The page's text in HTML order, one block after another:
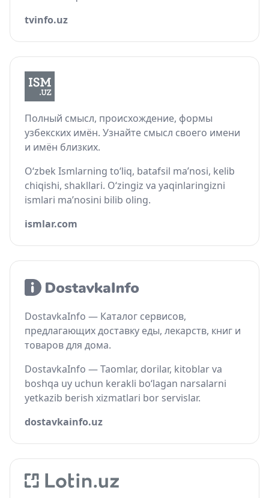
tvinfo.uz
Полный смысл, происхождение, формы
узбекских имён. Узнайте смысл своего имени
и имён близких.
O‘zbek Ismlarning to‘liq, batafsil ma’nosi, kelib
chiqishi, shakllari. O‘zingiz va yaqinlaringizni
ismlari ma’nosini bilib oling.
ismlar.com
DostavkaInfo — Каталог сервисов,
предлагающих доставку еды, лекарств, книг и
товаров для дома.
DostavkaInfo — Taomlar, dorilar, kitoblar va
boshqa uy uchun kerakli bo‘lagan narsalarni
yetkazib berish xizmatlari bor servislar.
dostavkainfo.uz